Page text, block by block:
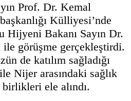
Prof. Dr. Kemal
Külliyesi’nde
Hijyeni Bakanı Sayın Dr.
görüşme gerçekleştirdi.
de katılım sağladığı
Nijer arasındaki sağlık
ele alındı.